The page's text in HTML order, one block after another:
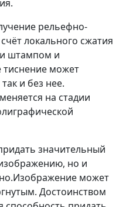
рельефно-
локального сжатия
штампом и
может
и без нее.
на стадии
значительный
но и
может
Достоинством